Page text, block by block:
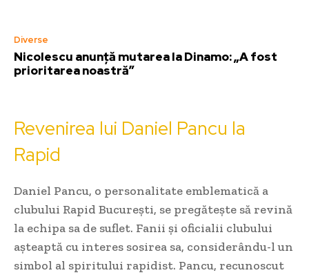
Diverse
Nicolescu anunță mutarea la Dinamo: „A fost
prioritarea noastră”
Revenirea lui Daniel Pancu la
Rapid
Daniel Pancu, o personalitate emblematică a
clubului Rapid București, se pregătește să revină
la echipa sa de suflet. Fanii și oficialii clubului
așteaptă cu interes sosirea sa, considerându-l un
simbol al spiritului rapidist. Pancu, recunoscut